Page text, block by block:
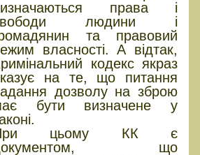
права і
людини і
та правовий
власності. А відтак,
кодекс якраз
на те, що питання
дозволу на зброю
бути визначене у
цьому КК є
що